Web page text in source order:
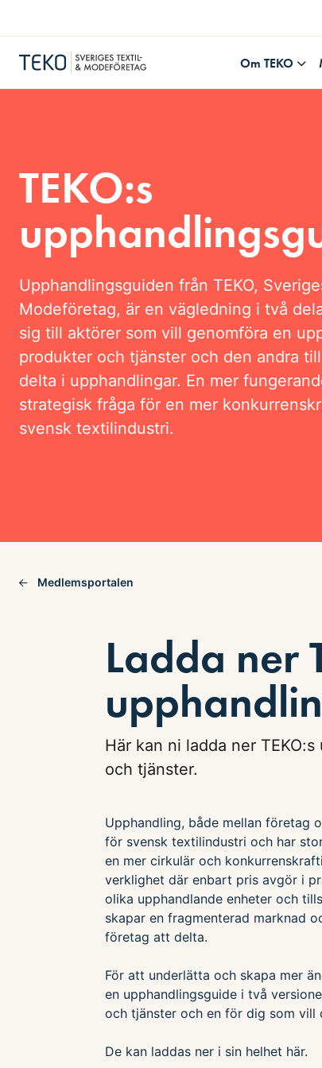
Om TEKO
TEKO:s
Upphandlingsguiden från TEKO,
Modeföretag, är en vägledning i två
sig till aktörer som vill genomföra en
produkter och tjänster och den andra
delta i upphandlingar. En mer
strategisk fråga för en mer
svensk textilindustri.
Medlemsportalen
Ladda ner
Här kan ni ladda ner
och tjänster.
Upphandling, både mellan företag
för svensk textilindustri och har
en mer cirkulär och
verklighet där enbart pris avgör i
olika upphandlande enheter och
skapar en fragmenterad marknad
företag att delta.
För att underlätta och skapa mer
en upphandlingsguide i två
och tjänster och en för dig som vill
De kan laddas ner i sin helhet här.